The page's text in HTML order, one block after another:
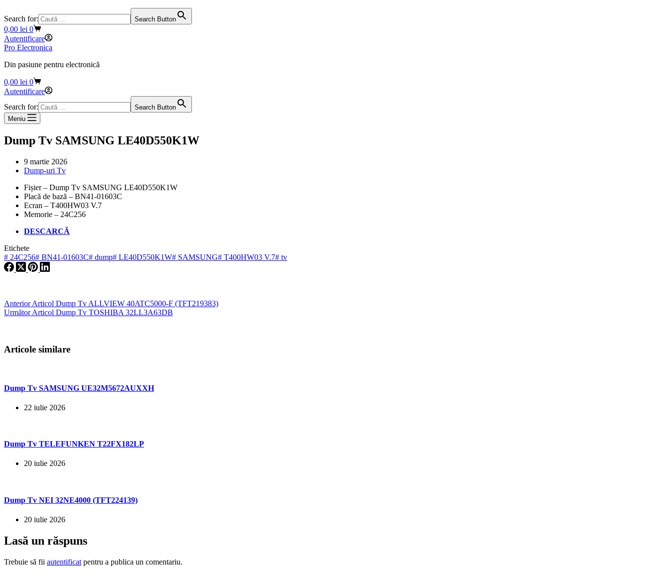
Search for: Search Button
Coș
de
cumpărături
0,00 lei 0
Autentificare
Pro Electronica
Din pasiune pentru electronică
Coș
de
0,00 lei 0
Autentificare
Search for:
Search Button
Meniu
Dump Tv SAMSUNG LE40D550K1W
9 martie 2026
Dump-uri Tv
Fișier – Dump Tv SAMSUNG LE40D550K1W
Placă de bază – BN41-01603C
Ecran – T400HW03 V.7
Memorie – 24C256
DESCARCĂ
Etichete
# 24C256# BN41-01603C# dump# LE40D550K1W# SAMSUNG# T400HW03 V.7# tv
AnteriorArticol Dump Tv ALLVIEW 40ATC5000-F (TFT219383)
UrmătorArticol Dump Tv TOSHIBA 32LL3A63DB
Articole similare
Dump Tv SAMSUNG UE32M5672AUXXH
22 iulie 2026
Dump Tv TELEFUNKEN T22FX182LP
20 iulie 2026
Dump Tv NEI 32NE4000 (TFT224139)
20 iulie 2026
Lasă un răspuns
Trebuie să fii autentificat pentru a publica un comentariu.